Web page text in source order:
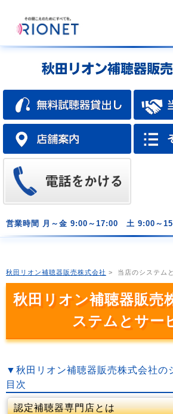
営業時間 月～金 9:00～17:00 土 9:00～
秋田リオン補聴器販売株式会社 > 当店のシステム
秋田リオン補聴器販売
ステムとサー
▼ 秋田リオン補聴器販売株式会社の
目次
認定補聴器専門店とは